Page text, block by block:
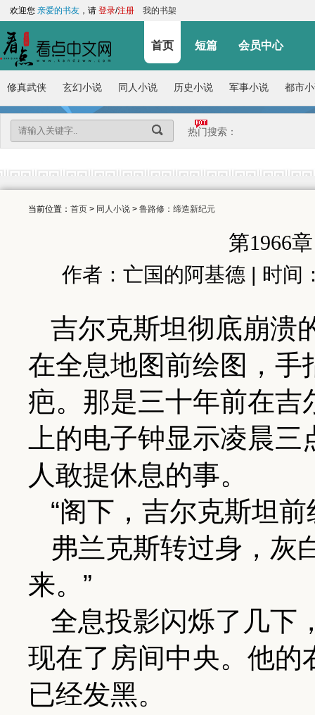
欢迎您 亲爱的书友 ，请 登录/注册 我的书架
首页 短篇 会员中心
修真武侠 玄幻小说 同人小说 历史小说 军事小说 都市
热门搜索：
当前位置： 首页 > 同人小说 > 鲁路修：缔造新纪元
第1966
作者：亡国的阿基德 | 时间
吉尔克斯坦彻底崩溃
在全息地图前绘图，手
疤。那是三十年前在吉
上的电子钟显示凌晨
人敢提休息的事。
“阁下，吉尔克斯坦
弗兰克斯转过身，灰
来。”
全息投影闪烁了几下
现在了房间中央。他的
已经发黑。